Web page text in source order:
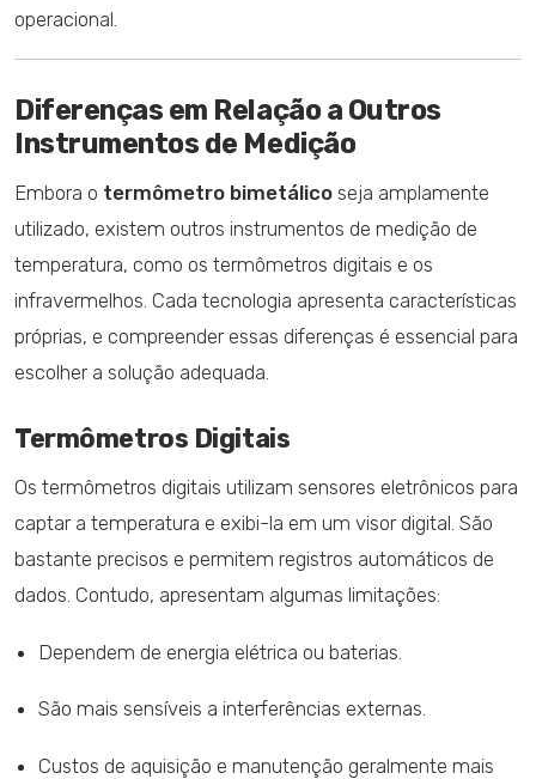
operacional.
Diferenças em Relação a Outros
Instrumentos de Medição
Embora o termômetro bimetálico seja amplamente
utilizado, existem outros instrumentos de medição de
temperatura, como os termômetros digitais e os
infravermelhos. Cada tecnologia apresenta características
próprias, e compreender essas diferenças é essencial para
escolher a solução adequada.
Termômetros Digitais
Os termômetros digitais utilizam sensores eletrônicos para
captar a temperatura e exibi-la em um visor digital. São
bastante precisos e permitem registros automáticos de
dados. Contudo, apresentam algumas limitações:
Dependem de energia elétrica ou baterias.
São mais sensíveis a interferências externas.
Custos de aquisição e manutenção geralmente mais